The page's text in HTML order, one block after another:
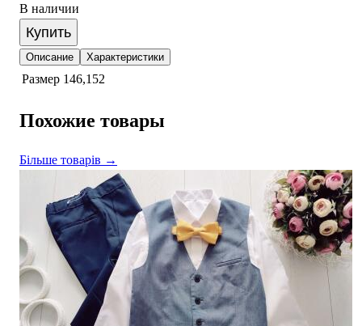
В наличии
Купить
Описание Характеристики
Размер 146,152
Похожие товары
Більше товарів →